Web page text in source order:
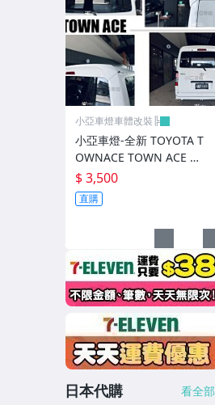
小亞車燈車體改裝╠
小亞車燈-全新 TOYOTA T
OWNACE TOWN ACE 廂
車 運動版 尾翼 鴨尾 素材
FRP
$ 3,500
直購
日本代購 看全部